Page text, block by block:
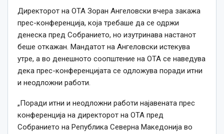
Директорот на ОТА Зоран Ангеловски вчера закажа
прес-конференција, која требаше да се одржи
денеска пред Собранието, но изутринава настанот
беше откажан. Мандатот на Ангеловски истекува
утре, а во денешното соопштение на ОТА се наведува
дека прес-конференцијата се одложува поради итни
и неодложни работи.
„Поради итни и неодложни работи најавената прес
конференција на директорот на ОТА пред
Собранието на Република Северна Македонија во